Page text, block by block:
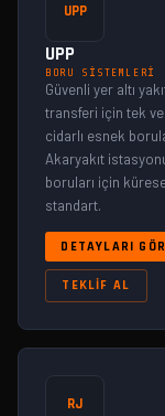
UPP
UPP
BORU SISTEMLERI
Güvenli yer altı
transferi için tek
cidarlı esnek
Akaryakıt
boruları için
standart.
DETAYLARI GÖR
TEKLIF AL
RJ